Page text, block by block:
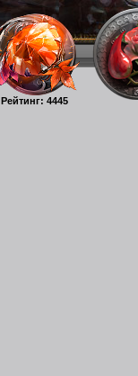
Рейтинг: 4445